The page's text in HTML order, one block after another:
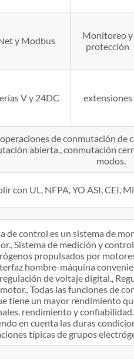
y Modbus
Monitoreo y
protección
V y 24DC extensiones
de conmutación de
abierta., conmutación
modos.
con UL, NFPA, YO ASI, CEI,
de control es un sistema de
Sistema de medición y
propulsados ​​por
hombre-máquina
de voltaje digital.,
Todas las funciones de
tiene un mayor rendimiento
rendimiento y
en cuenta las duras
típicas de grupos